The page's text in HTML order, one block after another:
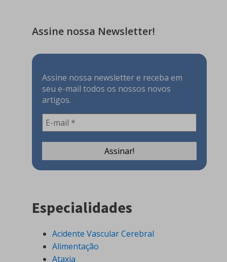
Assine nossa Newsletter!
Assine nossa newsletter e receba em
seu e-mail todos os nossos novos
artigos.
Especialidades
Acidente Vascular Cerebral
Alimentação
Ataxia